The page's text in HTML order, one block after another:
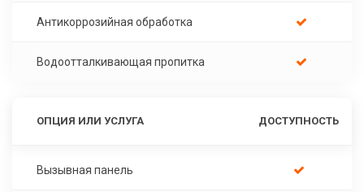
Антикоррозийная обработка
Водоотталкивающая пропитка
ОПЦИЯ ИЛИ УСЛУГА ДОСТУПНОСТЬ
Вызывная панель